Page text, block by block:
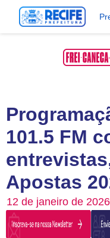
101.5 FM
Apostas
12 de janeiro de 2026